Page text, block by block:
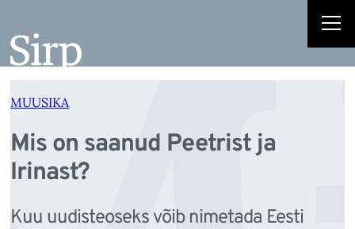
juurde
MUUSIKA
Mis on saanud Peetrist ja
Irinast?
Kuu uudisteoseks võib nimetada Eesti